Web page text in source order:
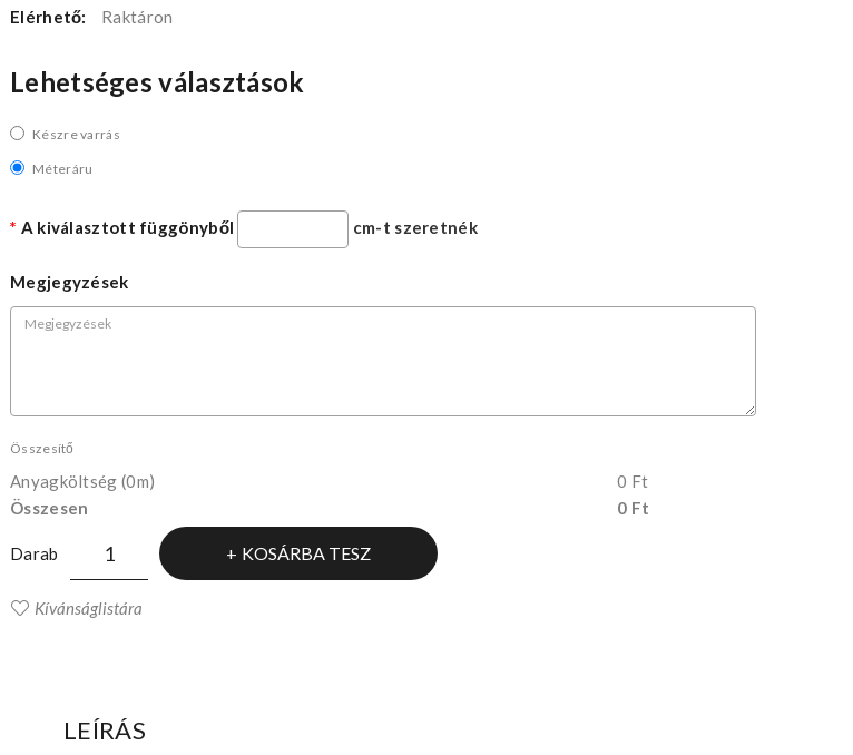
Elérhető:
Raktáron
Lehetséges választások
Készre varrás
Méteráru
A kiválasztott függönyből cm-t szeretnék
Megjegyzések
Összesítő
Anyagköltség (0m)
0 Ft
Összesen
0 Ft
Darab KOSÁRBA TESZ
Kívánságlistára
LEÍRÁS